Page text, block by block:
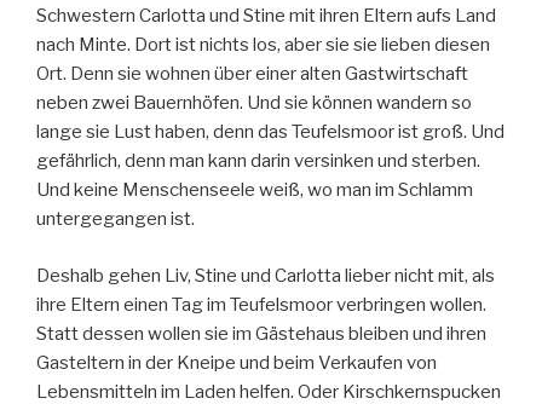
Schwestern Carlotta und Stine mit ihren Eltern aufs Land
nach Minte. Dort ist nichts los, aber sie sie lieben diesen
Ort. Denn sie wohnen über einer alten Gastwirtschaft
neben zwei Bauernhöfen. Und sie können wandern so
lange sie Lust haben, denn das Teufelsmoor ist groß. Und
gefährlich, denn man kann darin versinken und sterben.
Und keine Menschenseele weiß, wo man im Schlamm
untergegangen ist.
Deshalb gehen Liv, Stine und Carlotta lieber nicht mit, als
ihre Eltern einen Tag im Teufelsmoor verbringen wollen.
Statt dessen wollen sie im Gästehaus bleiben und ihren
Gasteltern in der Kneipe und beim Verkaufen von
Lebensmitteln im Laden helfen. Oder Kirschkernspucken